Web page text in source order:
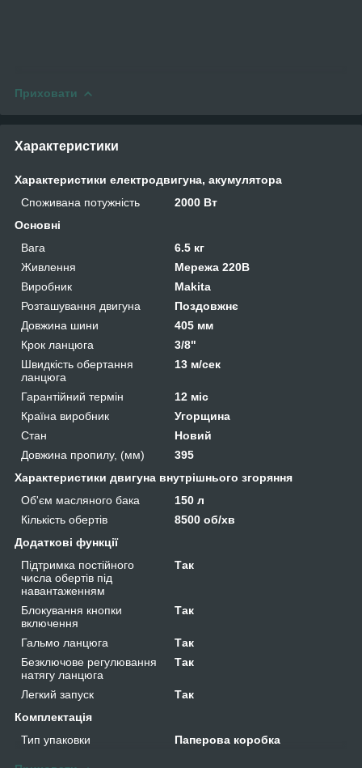
Приховати
Характеристики
Характеристики електродвигуна, акумулятора
Споживана потужність
2000 Вт
Основні
Вага
6.5 кг
Живлення
Мережа 220В
Виробник
Makita
Розташування двигуна
Поздовжнє
Довжина шини
405 мм
Крок ланцюга
3/8"
Швидкість обертання
ланцюга
13 м/сек
Гарантійний термін
12 міс
Країна виробник
Угорщина
Стан
Новий
Довжина пропилу, (мм)
395
Характеристики двигуна внутрішнього згоряння
Об'єм масляного бака
150 л
Кількість обертів
8500 об/хв
Додаткові функції
Підтримка постійного
числа обертів під
навантаженням
Так
Блокування кнопки
включення
Так
Гальмо ланцюга
Так
Безключове регулювання
натягу ланцюга
Так
Легкий запуск
Так
Комплектація
Тип упаковки
Паперова коробка